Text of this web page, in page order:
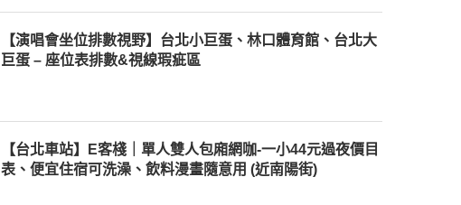
【演唱會坐位排數視野】台北小巨蛋、林口體育館、台北大
巨蛋 – 座位表排數&視線瑕疵區
【台北車站】E客棧｜單人雙人包廂網咖-一小44元過夜價目
表、便宜住宿可洗澡、飲料漫畫隨意用 (近南陽街)